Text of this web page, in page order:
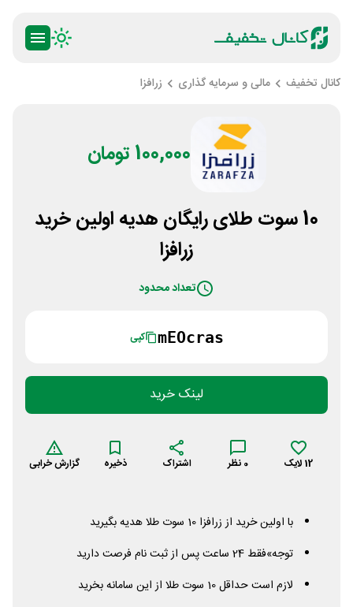
کانال تخفیف مالی و سرمایه گذاری زرافزا
100,000 تومان
10 سوت طلای رایگان هدیه اولین خرید
زرافزا
تعداد محدود
mEOcras کپی
لینک خرید
12لایک 0 نظر اشتراک ذخیره گزارش خرابی
با اولین خرید از زرافزا 10 سوت طلا هدیه بگیرید
توجه»فقط 24 ساعت پس از ثبت نام فرصت دارید
لازم است حداقل 10 سوت طلا از این سامانه بخرید